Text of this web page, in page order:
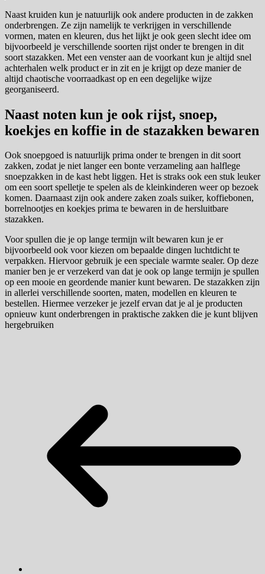
Naast kruiden kun je natuurlijk ook andere producten in de zakken
onderbrengen. Ze zijn namelijk te verkrijgen in verschillende
vormen, maten en kleuren, dus het lijkt je ook geen slecht idee om
bijvoorbeeld je verschillende soorten rijst onder te brengen in dit
soort stazakken. Met een venster aan de voorkant kun je altijd snel
achterhalen welk product er in zit en je krijgt op deze manier de
altijd chaotische voorraadkast op en een degelijke wijze
georganiseerd.
Naast noten kun je ook rijst, snoep,
koekjes en koffie in de stazakken bewaren
Ook snoepgoed is natuurlijk prima onder te brengen in dit soort
zakken, zodat je niet langer een bonte verzameling aan halflege
snoepzakken in de kast hebt liggen. Het is straks ook een stuk leuker
om een soort spelletje te spelen als de kleinkinderen weer op bezoek
komen. Daarnaast zijn ook andere zaken zoals suiker, koffiebonen,
borrelnootjes en koekjes prima te bewaren in de hersluitbare
stazakken.
Voor spullen die je op lange termijn wilt bewaren kun je er
bijvoorbeeld ook voor kiezen om bepaalde dingen luchtdicht te
verpakken. Hiervoor gebruik je een speciale warmte sealer. Op deze
manier ben je er verzekerd van dat je ook op lange termijn je spullen
op een mooie en geordende manier kunt bewaren. De stazakken zijn
in allerlei verschillende soorten, maten, modellen en kleuren te
bestellen. Hiermee verzeker je jezelf ervan dat je al je producten
opnieuw kunt onderbrengen in praktische zakken die je kunt blijven
hergebruiken